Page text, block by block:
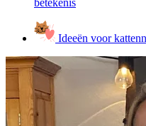
betekenis
Ideeën voor